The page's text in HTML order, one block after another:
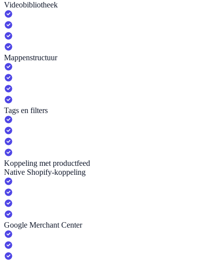
Videobibliotheek
Mappenstructuur
Tags en filters
Koppeling met productfeed
Native Shopify-koppeling
Google Merchant Center